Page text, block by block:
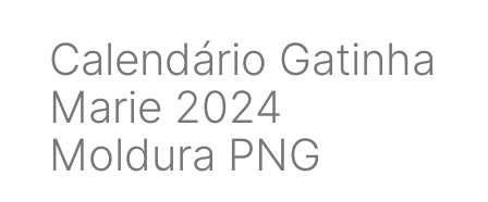
Calendário Gatinha
Marie 2024
Moldura PNG